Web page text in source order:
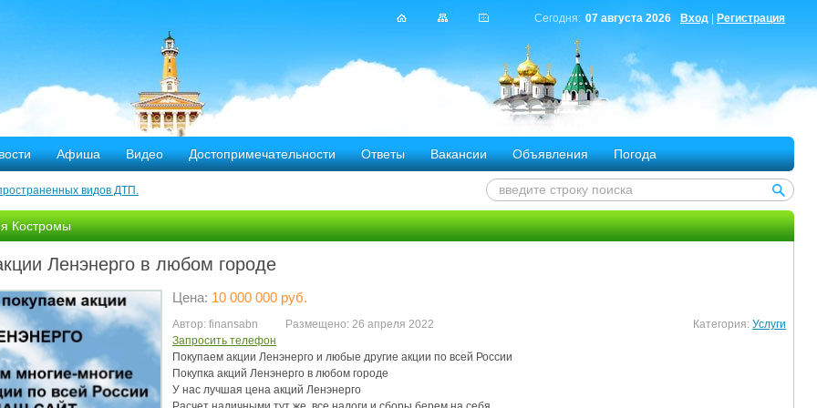
Вход Регистрация
Сегодня: 07 августа 2026
Афиша Видео Достопримечательности Ответы Вакансии Объявления Погода
видов ДТП.
дорог
аварии на Чернобыльской АЭС
в Кострому.
оштрафовано 20 человек
Костромы
Ленэнерго в любом городе
Цена: 10 000 000 руб.
Автор: finansabn Размещено: 26 апреля 2022 Категория: Услуги
Запросить телефон
Покупаем акции Ленэнерго и любые другие акции по всей России
Покупка акций Ленэнерго в любом городе
У нас лучшая цена акций Ленэнерго